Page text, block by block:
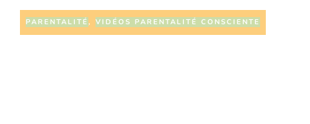
PARENTALITÉ, VIDÉOS PARENTALITÉ CONSCIENTE